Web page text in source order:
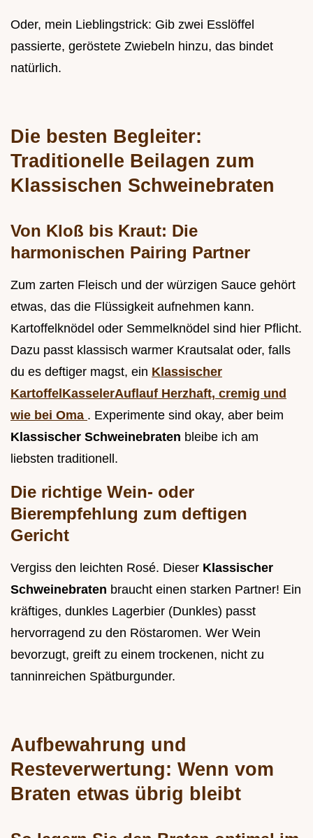
Oder, mein Lieblingstrick: Gib zwei Esslöffel
passierte, geröstete Zwiebeln hinzu, das bindet
natürlich.
Die besten Begleiter:
Traditionelle Beilagen zum
Klassischen Schweinebraten
Von Kloß bis Kraut: Die
harmonischen Pairing Partner
Zum zarten Fleisch und der würzigen Sauce gehört
etwas, das die Flüssigkeit aufnehmen kann.
Kartoffelknödel oder Semmelknödel sind hier Pflicht.
Dazu passt klassisch warmer Krautsalat oder, falls
du es deftiger magst, ein Klassischer
KartoffelKasselerAuflauf Herzhaft, cremig und
wie bei Oma . Experimente sind okay, aber beim
Klassischer Schweinebraten bleibe ich am
liebsten traditionell.
Die richtige Wein- oder
Bierempfehlung zum deftigen
Gericht
Vergiss den leichten Rosé. Dieser Klassischer
Schweinebraten braucht einen starken Partner! Ein
kräftiges, dunkles Lagerbier (Dunkles) passt
hervorragend zu den Röstaromen. Wer Wein
bevorzugt, greift zu einem trockenen, nicht zu
tanninreichen Spätburgunder.
Aufbewahrung und
Resteverwertung: Wenn vom
Braten etwas übrig bleibt